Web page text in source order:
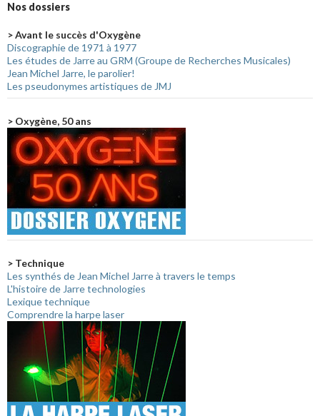
Nos dossiers
> Avant le succès d'Oxygène
Discographie de 1971 à 1977
Les études de Jarre au GRM (Groupe de Recherches Musicales)
Jean Michel Jarre, le parolier!
Les pseudonymes artistiques de JMJ
> Oxygène, 50 ans
> Technique
Les synthés de Jean Michel Jarre à travers le temps
L'histoire de Jarre technologies
Lexique technique
Comprendre la harpe laser